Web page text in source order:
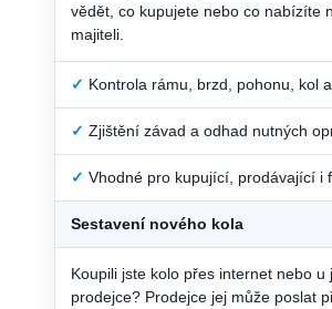
vědět, co kupujete nebo co nabízíte
majiteli.
✓ Kontrola rámu, brzd, pohonu, kol a
✓ Zjištění závad a odhad nutných
✓ Vhodné pro kupující, prodávající i
Sestavení nového kola
Koupili jste kolo přes internet nebo u
prodejce? Prodejce jej může poslat